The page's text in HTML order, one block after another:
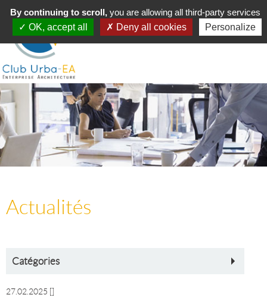
Toggle
navigation
MENU
Actualités
Catégories
27.02.2025
By continuing to scroll,you are allowing all third-party services
OK, accept all
Deny all cookies Personalize